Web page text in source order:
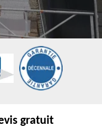
gratuit